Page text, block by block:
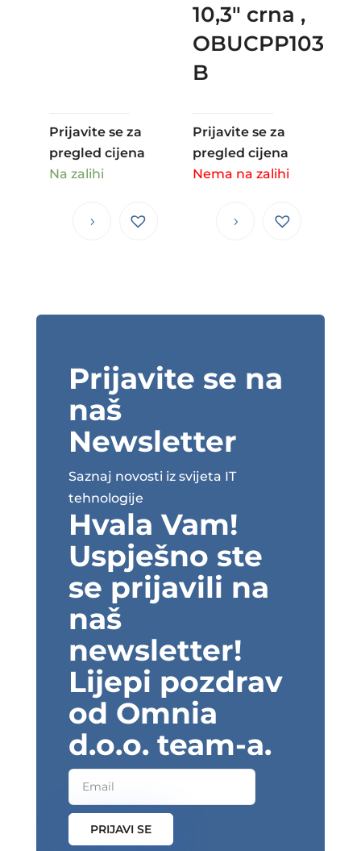
Prijavite se za
pregled cijena
Na zalihi
10,3″ crna ,
OBUCPP103
B
Prijavite se za
pregled cijena
Nema na zalihi
Prijavite se na
naš
Newsletter
Saznaj novosti iz svijeta IT
tehnologije
Hvala Vam!
Uspješno ste
se prijavili na
naš
newsletter!
Lijepi pozdrav
od Omnia
d.o.o. team-a.
PRIJAVI SE